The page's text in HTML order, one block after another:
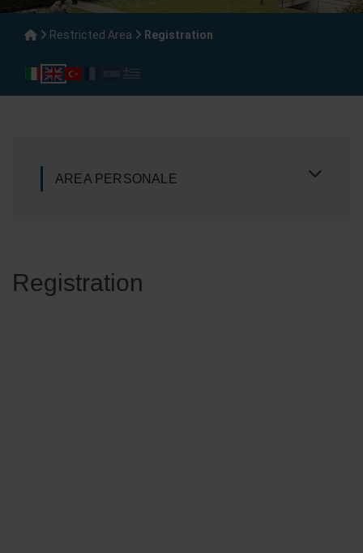
Restricted Area Registration
AREA PERSONALE
Registration